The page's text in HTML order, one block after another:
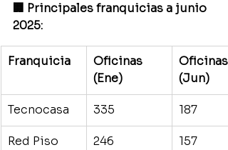
🏢 Principales franquicias a junio
2025:
Franquicia
Oficinas
(Ene)
Oficinas
(Jun)
Tecnocasa 335 187
Red Piso 246 157